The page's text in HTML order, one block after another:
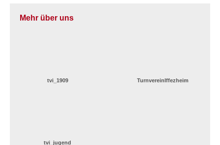
Mehr über uns
tvi_1909 TurnvereinIffezheim
tvi_jugend